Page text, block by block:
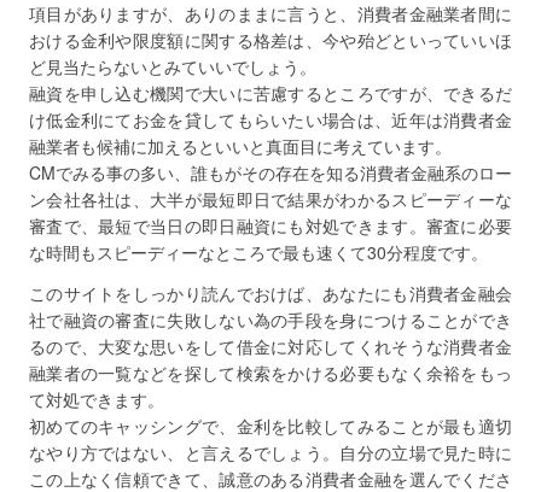
項目がありますが、ありのままに言うと、消費者金融業者間に
おける金利や限度額に関する格差は、今や殆どといっていいほ
ど見当たらないとみていいでしょう。
融資を申し込む機関で大いに苦慮するところですが、できるだ
け低金利にてお金を貸してもらいたい場合は、近年は消費者金
融業者も候補に加えるといいと真面目に考えています。
CMでみる事の多い、誰もがその存在を知る消費者金融系のロー
ン会社各社は、大半が最短即日で結果がわかるスピーディーな
審査で、最短で当日の即日融資にも対処できます。審査に必要
な時間もスピーディーなところで最も速くて30分程度です。
このサイトをしっかり読んでおけば、あなたにも消費者金融会
社で融資の審査に失敗しない為の手段を身につけることができ
るので、大変な思いをして借金に対応してくれそうな消費者金
融業者の一覧などを探して検索をかける必要もなく余裕をもっ
て対処できます。
初めてのキャッシングで、金利を比較してみることが最も適切
なやり方ではない、と言えるでしょう。自分の立場で見た時に
この上なく信頼できて、誠意のある消費者金融を選んでくださ